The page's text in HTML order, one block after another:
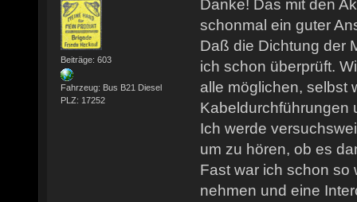
Beiträge: 603
Fahrzeug: Bus B21 Diesel
PLZ: 17252
Danke! Das mit den
schonmal ein guter
Daß die Dichtung der
ich schon überprüft.
alle möglichen, selbst
Kabeldurchführungen
Ich werde
um zu hören, ob es
Fast war ich schon so
nehmen und eine